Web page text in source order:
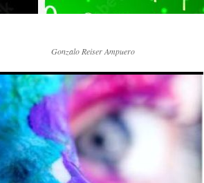
Gonzalo Reiser Ampuero